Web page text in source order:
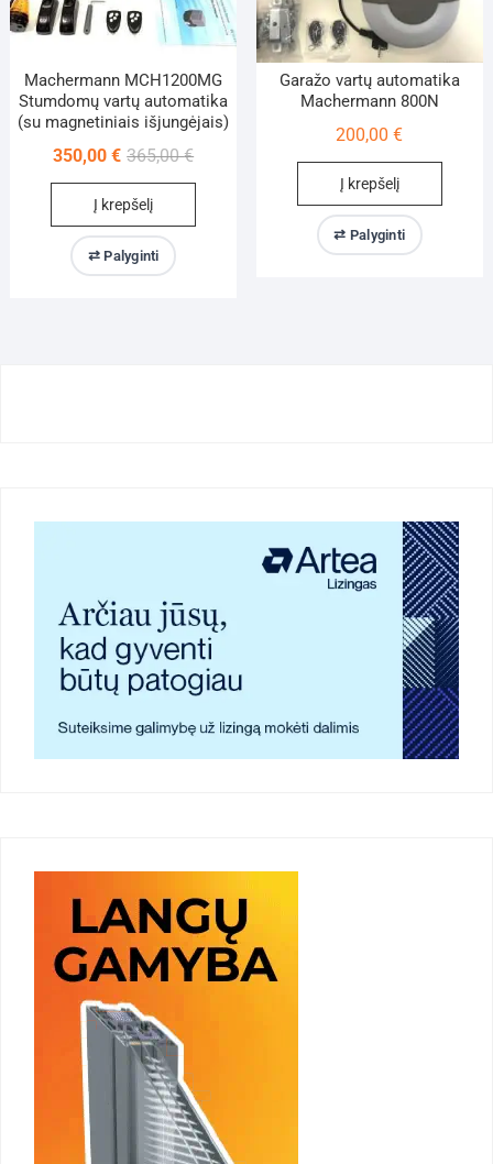
Machermann MCH1200MG
Stumdomų vartų automatika
(su magnetiniais išjungėjais)
365,00€Original
price
365,00 €.
350,00€
Current
price
350,00 €.
Į krepšelį
⇄ Palyginti
Garažo vartų automatika
Machermann 800N
200,00€
Į krepšelį
⇄ Palyginti